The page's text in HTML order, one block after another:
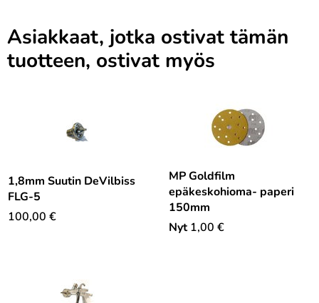
Asiakkaat, jotka ostivat tämän
tuotteen, ostivat myös
1,8mm Suutin DeVilbiss
FLG-5
100,00 €
MP Goldfilm
epäkeskohioma- paperi
150mm
Nyt 1,00 €